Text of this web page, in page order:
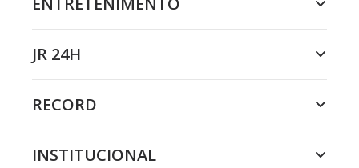
JR 24H
RECORD
INSTITUCIONAL